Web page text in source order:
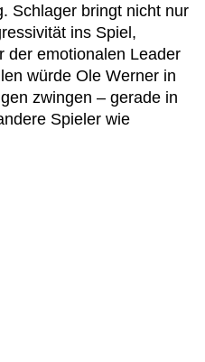
Schlager bringt nicht nur
ins Spiel,
der emotionalen Leader
würde Ole Werner in
zwingen – gerade in
Spieler wie